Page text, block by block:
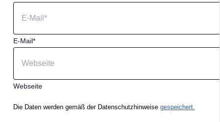
E-Mail*
Webseite
Die Daten werden gemäß der Datenschutzhinweise gespeichert.